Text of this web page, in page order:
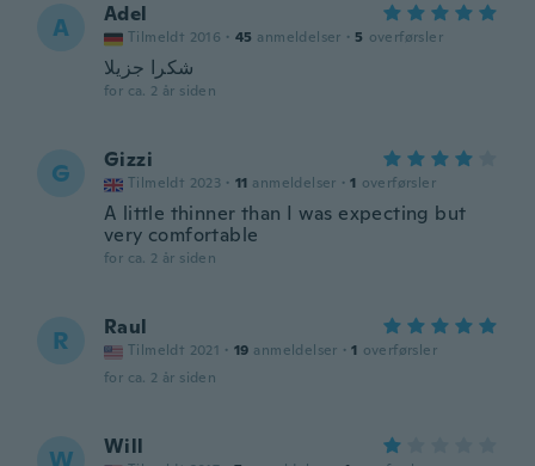
A Adel
Tilmeldt 2016 · 45 anmeldelser · 5 overførsler
شكرا جزيلا
for ca. 2 år siden
G Gizzi
Tilmeldt 2023 · 11 anmeldelser · 1 overførsler
A little thinner than I was expecting but
very comfortable
for ca. 2 år siden
R Raul
Tilmeldt 2021 · 19 anmeldelser · 1 overførsler
for ca. 2 år siden
Will